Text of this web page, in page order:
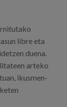
libre eta
duena.
arteko
ikusmen-